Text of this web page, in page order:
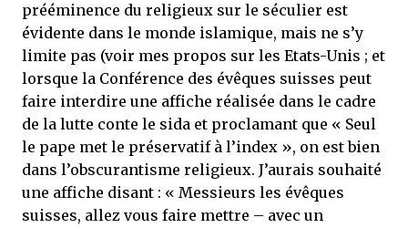
prééminence du religieux sur le séculier est
évidente dans le monde islamique, mais ne s’y
limite pas (voir mes propos sur les Etats-Unis ; et
lorsque la Conférence des évêques suisses peut
faire interdire une affiche réalisée dans le cadre
de la lutte conte le sida et proclamant que « Seul
le pape met le préservatif à l’index », on est bien
dans l’obscurantisme religieux. J’aurais souhaité
une affiche disant : « Messieurs les évêques
suisses, allez vous faire mettre – avec un